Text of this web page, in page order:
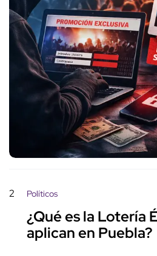
2 Políticos
¿Qué es la Lotería
aplican en Puebla?